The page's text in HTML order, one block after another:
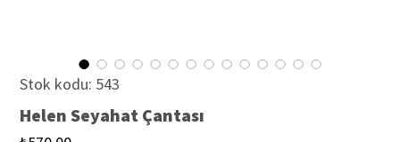
Stok kodu: 543
Helen Seyahat Çantası